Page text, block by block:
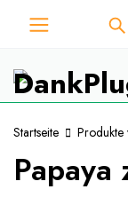
Startseite Produkte
Papaya
Für Weed-
sich 10%